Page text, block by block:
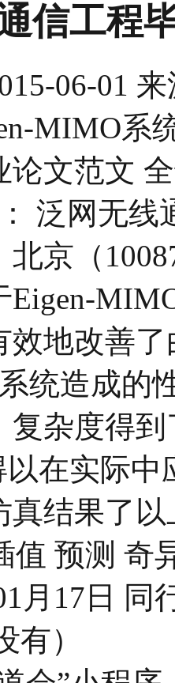
信工程
06-01 来
MIMO系
论文范文
泛网无
北京（
Eigen-
效地改善
统造成的
复杂度得
在实际中
真结果了
值 预测 奇
月17日 同
有）